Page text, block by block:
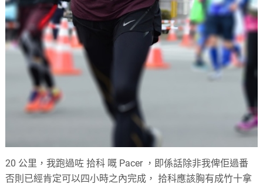
20 公里，我跑過咗 拾科 嘅 Pacer ，即係話除非我俾佢過番
否則已經肯定可以四小時之內完成， 拾科應該胸有成竹十拿